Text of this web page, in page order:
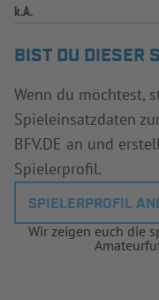
k.A.
BIST DU DIESER
Wenn du möchtest,
Spieleinsatzdaten
BFV.DE an und
Spielerprofil.
SPIELERPROFIL
Wir zeigen euch die